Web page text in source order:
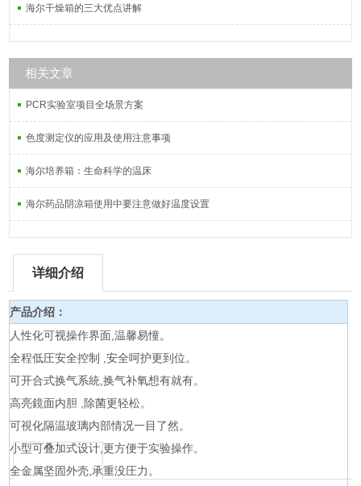
海尔干燥箱的三大优点讲解
相关文章
PCR实验室项目全场景方案
色度测定仪的应用及使用注意事项
海尔培养箱：生命科学的温床
海尔药品阴凉箱使用中要注意做好温度设置
详细介绍
产品介绍：
人性化可视操作界面,温馨易憧。
全程低圧安全控制 ,安全呵护更到位。
可开合式换气系統,换气补氧想有就有。
高亮鏡面内胆 ,除菌更轻松。
可視化隔温玻璃内部情况一目了然。
小型可叠加式设计,更方便于实验操作。
全金属坚固外壳,承重没圧力。